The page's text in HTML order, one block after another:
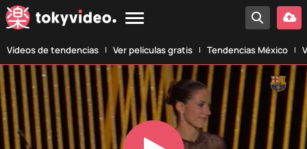
Vídeos de tendencias Ver películas gratis Tendencias México